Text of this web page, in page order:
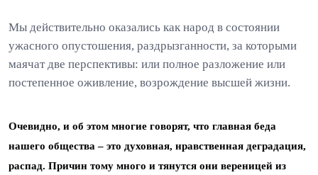
Мы действительно оказались как народ в состоянии
ужасного опустошения, раздрызганности, за которыми
маячат две перспективы: или полное разложение или
постепенное оживление, возрождение высшей жизни.
Очевидно, и об этом многие говорят, что главная беда
нашего общества – это духовная, нравственная деградация,
распад. Причин тому много и тянутся они вереницей из